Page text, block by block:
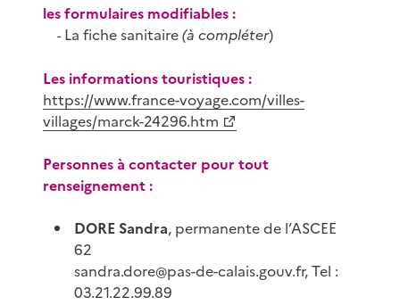
les formulaires modifiables :
-La fiche sanitaire(à compléter)
Les informations touristiques :
https://www.france-voyage.com/villes-
villages/marck-24296.htm
Personnes à contacter pour tout
renseignement :
DORE Sandra, permanente de l’ASCEE
62
sandra.dore@pas-de-calais.gouv.fr, Tel :
03.21.22.99.89